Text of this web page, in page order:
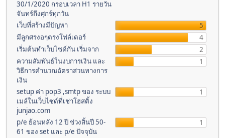
30/1/2020 กรอบเวลา H1 รายวัน
จันทร์ถึงศุกร์ทุกวัน
เว็บที่สร้างมีปัญหา
5
มีลูกศรงอๆตรงโฟล์เดอร์
4
เริ่มต้นทำเว็บไซด์กัน เริ่มจาก
2
ความสัมพันธ์ในงบการเงิน และ
วิธีการคำนวณอัตราส่วนทางการ
เงิน
1
setup ค่า pop3 ,smtp ของ ระบบ
เมล์ในเว็บไซด์ที่เช่าโฮสติ้ง
junjao.com
1
p/e ย้อนหลัง 12 ปี ช่วงสิ้นปี 50-
61 ของ set และ p/e ปัจจุบัน
1